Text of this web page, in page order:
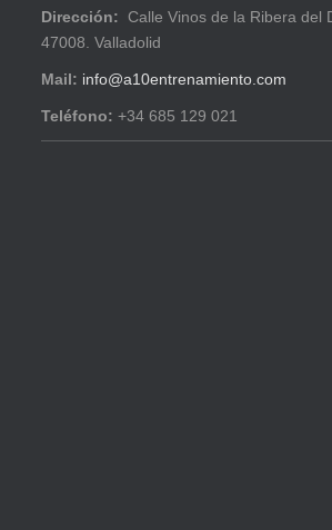
Dirección: Calle Vinos de la Ribera del
47008. Valladolid
Mail: info@a10entrenamiento.com
Teléfono: +34 685 129 021